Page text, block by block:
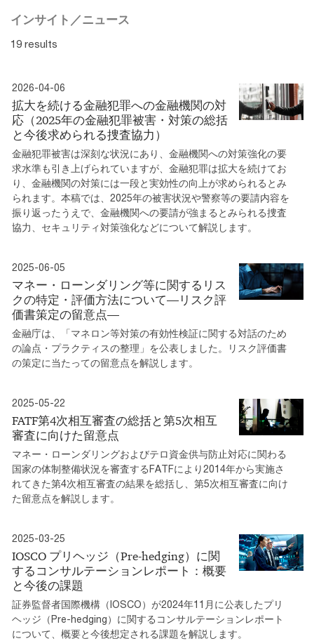
インサイト／ニュース
19 results
2026-04-06
拡大を続ける金融犯罪への金融機関の対
応（2025年の金融犯罪被害・対策の総括
と今後求められる捜査協力）
金融犯罪被害は深刻な状況にあり、金融機関への対策強化の要
求水準も引き上げられていますが、金融犯罪は拡大を続けてお
り、金融機関の対策には一段と実効性の向上が求められるとみ
られます。本稿では、2025年の被害状況や警察等の要請内容を
振り返ったうえで、金融機関への要請が強まるとみられる捜査
協力、セキュリティ対策強化などについて解説します。
2025-06-05
マネー・ローンダリング等に関するリス
クの特定・評価方法について―リスク評
価書策定の留意点―
金融庁は、「マネロン等対策の有効性検証に関する対話のため
の論点・プラクティスの整理」を公表しました。リスク評価書
の策定に当たっての留意点を解説します。
2025-05-22
FATF第4次相互審査の総括と第5次相互
審査に向けた留意点
マネー・ローンダリングおよびテロ資金供与防止対応に関わる
国家の体制整備状況を審査するFATFにより2014年から実施さ
れてきた第4次相互審査の結果を総括し、第5次相互審査に向け
た留意点を解説します。
2025-03-25
IOSCO プリヘッジ（Pre-hedging）に関
するコンサルテーションレポート：概要
と今後の課題
証券監督者国際機構（IOSCO）が2024年11月に公表したプリ
ヘッジ（Pre-hedging）に関するコンサルテーションレポート
について、概要と今後想定される課題を解説します。